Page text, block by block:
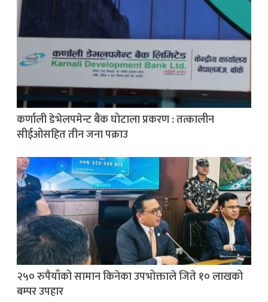
कर्णाली डेभेलपमेन्ट बैंक घोटाला प्रकरण : तत्कालीन
सीईओसहित तीन जना पक्राउ
२५० रुपैयाँको सामान किनेका उपभोक्ताले जिते १० लाखको
बम्पर उपहार